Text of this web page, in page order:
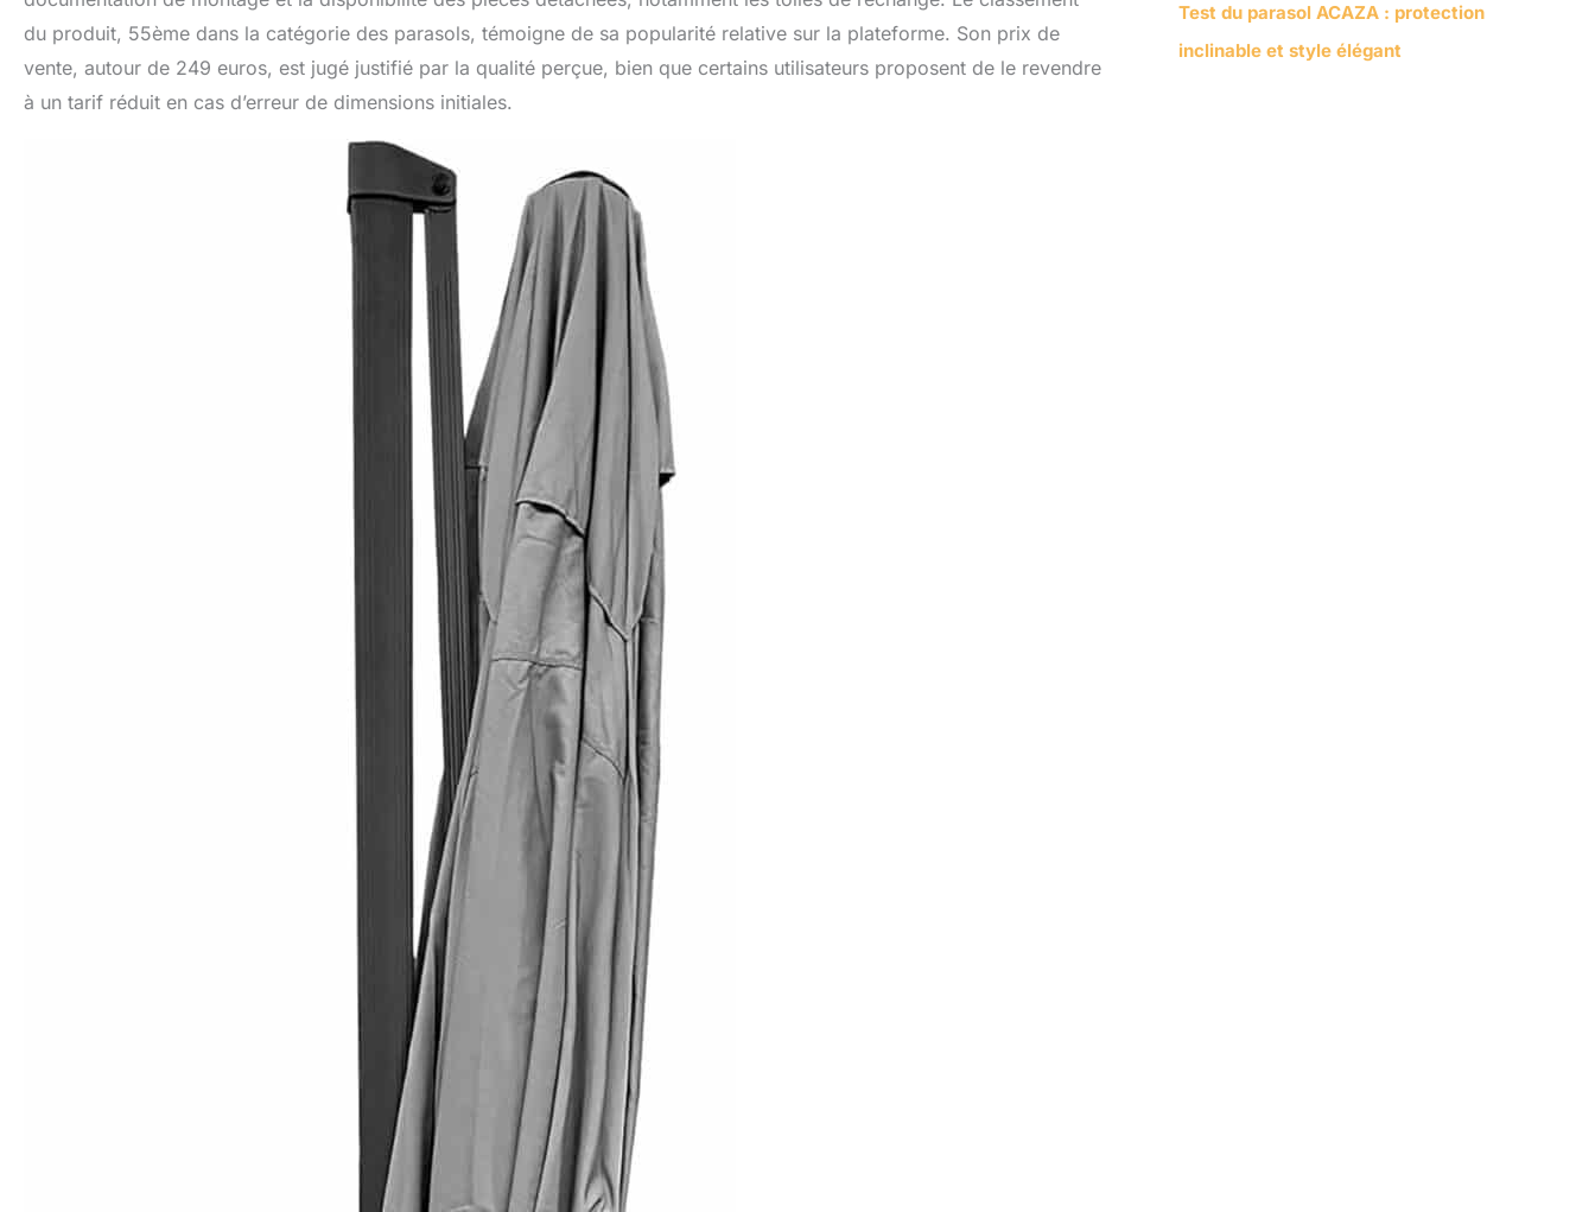
du produit, 55ème dans la catégorie des parasols, témoigne de sa popularité relative sur la plateforme. Son prix de
vente, autour de 249 euros, est jugé justifié par la qualité perçue, bien que certains utilisateurs proposent de le revendre
à un tarif réduit en cas d’erreur de dimensions initiales.
Test du parasol ACAZA : protection
inclinable et style élégant